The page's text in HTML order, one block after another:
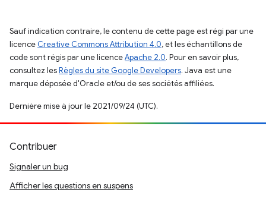
Sauf indication contraire, le contenu de cette page est régi par une
licence Creative Commons Attribution 4.0, et les échantillons de
code sont régis par une licenceApache 2.0. Pour en savoir plus,
consultez lesRègles du site Google Developers. Java est une
marque déposée d'Oracle et/ou de ses sociétés affiliées.
Dernière mise à jour le 2021/09/24 (UTC).
Contribuer
Signaler un bug
Afficher les questions en suspens